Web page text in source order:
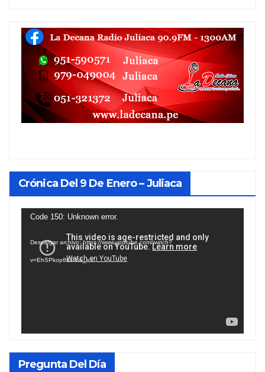
Crónica Del 9 De Enero – Juliaca
Reproductor
vídeo
Code 150: Unknown error.
Descargar archivo: https://www.youtube.com/watch?
v=EhSPkop8KPY&_=1
Pregunta Del Día